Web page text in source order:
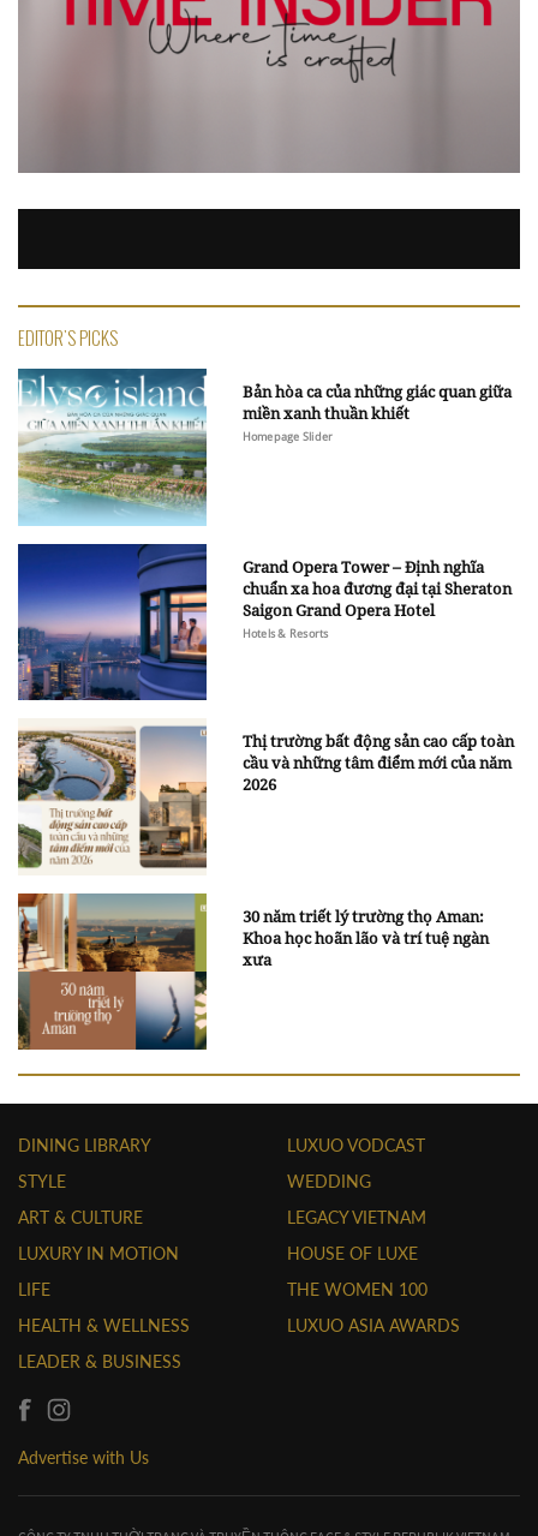
EDITOR'S PICKS
Bản hòa ca của những giác quan giữa
miền xanh thuần khiết
Homepage Slider
Grand Opera Tower – Định nghĩa
chuẩn xa hoa đương đại tại Sheraton
Saigon Grand Opera Hotel
Hotels & Resorts
Thị trường bất động sản cao cấp toàn
cầu và những tâm điểm mới của năm
2026
30 năm triết lý trường thọ Aman:
Khoa học hoãn lão và trí tuệ ngàn
xưa
DINING LIBRARY
STYLE
ART & CULTURE
LUXURY IN MOTION
LIFE
HEALTH & WELLNESS
LEADER & BUSINESS
LUXUO VODCAST
WEDDING
LEGACY VIETNAM
HOUSE OF LUXE
THE WOMEN 100
LUXUO ASIA AWARDS
Advertise with Us